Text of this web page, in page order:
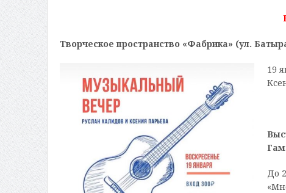
Творческое пространство «Фабрика» (ул.
19
До